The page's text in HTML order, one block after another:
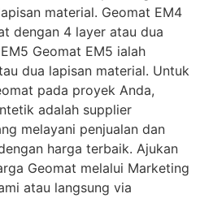
material. Geomat EM4
dengan 4 layer atau dua
Geomat EM5 ialah
dua lapisan material. Untuk
pada proyek Anda,
adalah supplier
melayani penjualan dan
harga terbaik. Ajukan
Geomat melalui Marketing
atau langsung via